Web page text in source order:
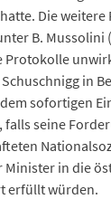
Die weitere
B. Mussolini
Protokolle
in
sofortigen
seine
in die
erfüllt würden.